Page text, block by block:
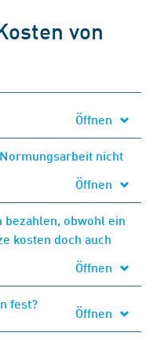
von
Öffnen
nicht
Öffnen
obwohl ein
kosten doch auch
Öffnen
fest?
Öffnen